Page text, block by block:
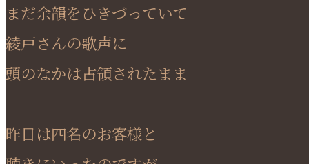
まだ余韻をひきづっていて
綾戸さんの歌声に
頭のなかは占領されたまま
昨日は四名のお客様と